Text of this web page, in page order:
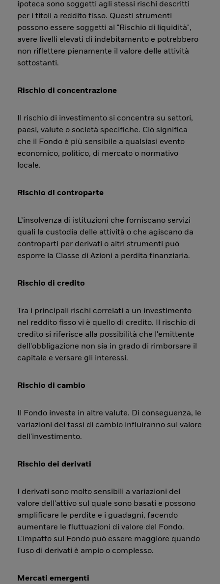
ipoteca sono soggetti agli stessi rischi descritti
per i titoli a reddito fisso. Questi strumenti
possono essere soggetti al "Rischio di liquidità",
avere livelli elevati di indebitamento e potrebbero
non riflettere pienamente il valore delle attività
sottostanti.
Rischio di concentrazione
Il rischio di investimento si concentra su settori,
paesi, valute o società specifiche. Ciò significa
che il Fondo è più sensibile a qualsiasi evento
economico, politico, di mercato o normativo
locale.
Rischio di controparte
L’insolvenza di istituzioni che forniscano servizi
quali la custodia delle attività o che agiscano da
controparti per derivati o altri strumenti può
esporre la Classe di Azioni a perdita finanziaria.
Rischio di credito
Tra i principali rischi correlati a un investimento
nel reddito fisso vi è quello di credito. Il rischio di
credito si riferisce alla possibilità che l'emittente
dell'obbligazione non sia in grado di rimborsare il
capitale e versare gli interessi.
Rischio di cambio
Il Fondo investe in altre valute. Di conseguenza, le
variazioni dei tassi di cambio influiranno sul valore
dell'investimento.
Rischio dei derivati
I derivati sono molto sensibili a variazioni del
valore dell'attivo sul quale sono basati e possono
amplificare le perdite e i guadagni, facendo
aumentare le fluttuazioni di valore del Fondo.
L'impatto sul Fondo può essere maggiore quando
l'uso di derivati è ampio o complesso.
Mercati emergenti